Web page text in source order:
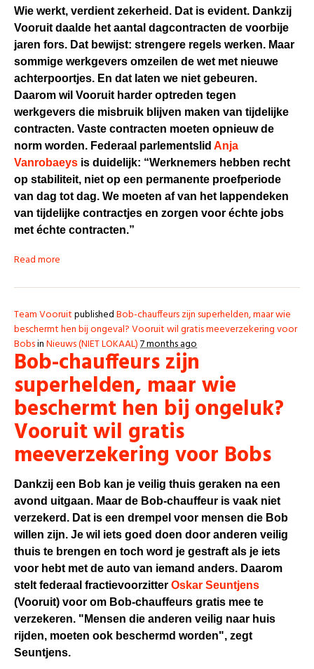
Wie werkt, verdient zekerheid. Dat is evident. Dankzij
Vooruit daalde het aantal dagcontracten de voorbije
jaren fors. Dat bewijst: strengere regels werken. Maar
sommige werkgevers omzeilen de wet met nieuwe
achterpoortjes. En dat laten we niet gebeuren.
Daarom wil Vooruit harder optreden tegen
werkgevers die misbruik blijven maken van tijdelijke
contracten. Vaste contracten moeten opnieuw de
norm worden. Federaal parlementslid Anja
Vanrobaeys is duidelijk: “Werknemers hebben recht
op stabiliteit, niet op een permanente proefperiode
van dag tot dag. We moeten af van het lappendeken
van tijdelijke contractjes en zorgen voor échte jobs
met échte contracten.”
Read more
Team VooruitpublishedBob-chauffeurs zijn superhelden, maar wie
beschermt hen bij ongeval? Vooruit wil gratis meeverzekering voor
BobsinNieuws (NIET LOKAAL)7 months ago
Bob-chauffeurs zijn
superhelden, maar wie
beschermt hen bij ongeluk?
Vooruit wil gratis
meeverzekering voor Bobs
Dankzij een Bob kan je veilig thuis geraken na een
avond uitgaan. Maar de Bob-chauffeur is vaak niet
verzekerd. Dat is een drempel voor mensen die Bob
willen zijn. Je wil iets goed doen door anderen veilig
thuis te brengen en toch word je gestraft als je iets
voor hebt met de auto van iemand anders. Daarom
stelt federaal fractievoorzitter Oskar Seuntjens
(Vooruit) voor om Bob-chauffeurs gratis mee te
verzekeren. "Mensen die anderen veilig naar huis
rijden, moeten ook beschermd worden", zegt
Seuntjens.